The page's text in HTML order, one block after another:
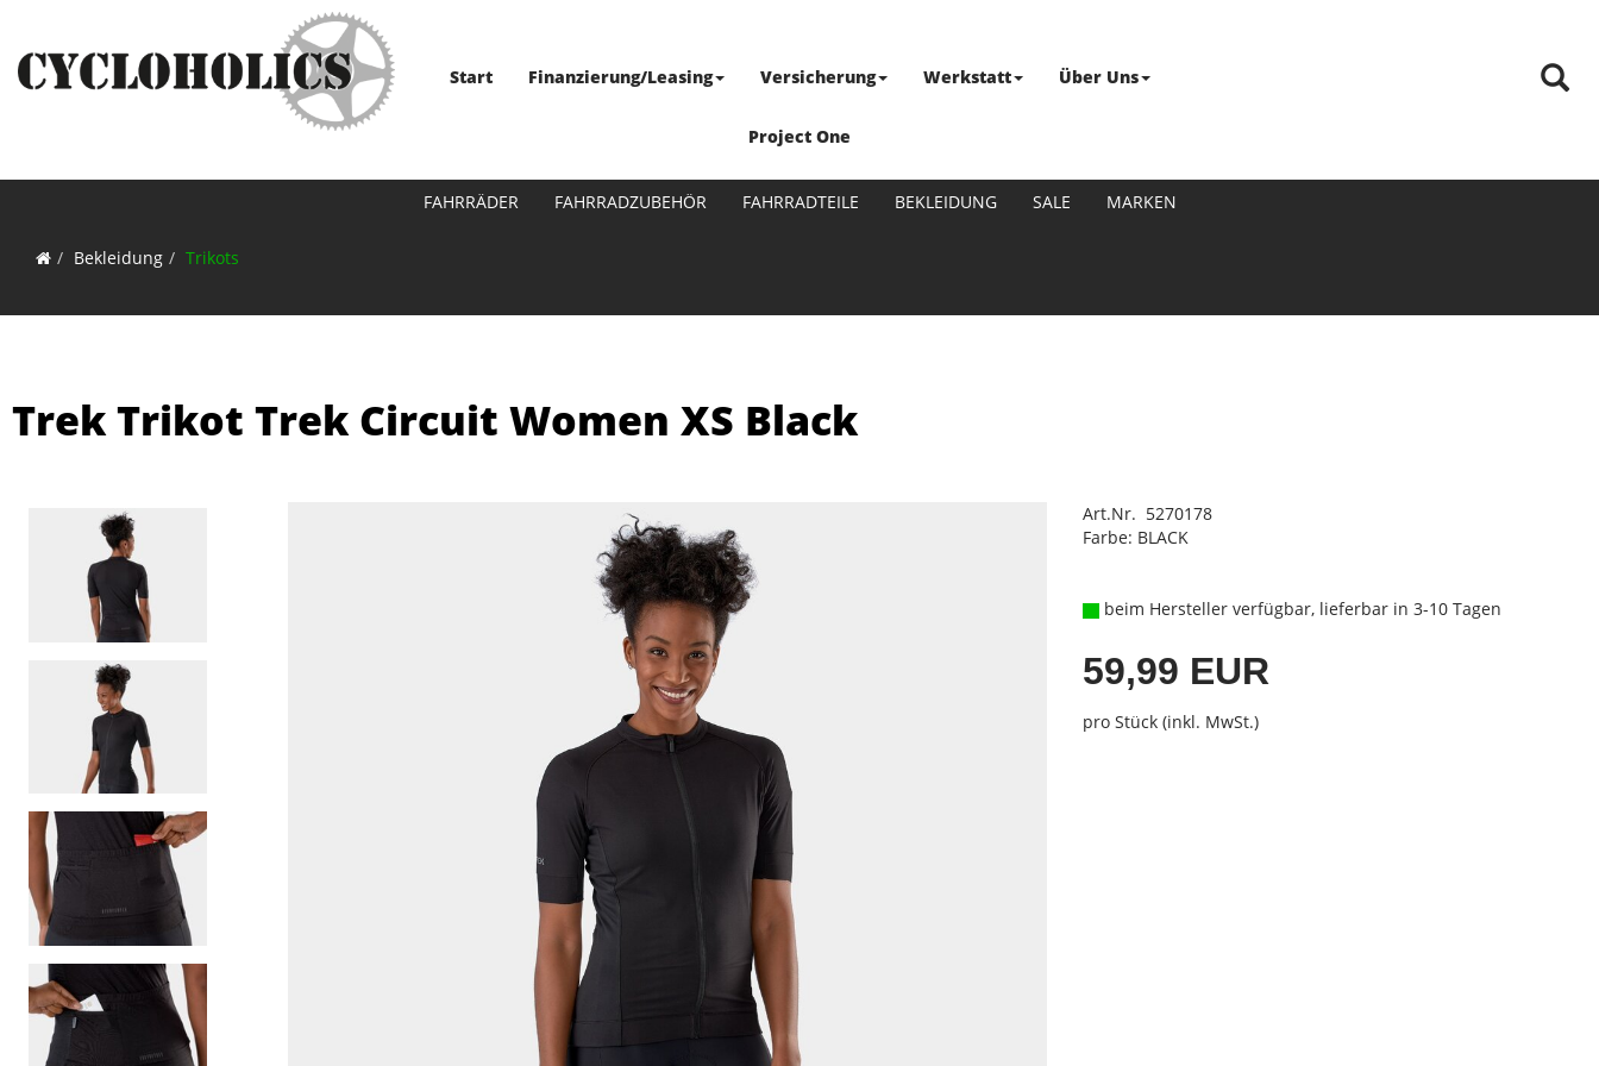
Start Finanzierung/Leasing Versicherung Werkstatt Über Uns
Project One
FAHRRÄDER FAHRRADZUBEHÖR FAHRRADTEILE BEKLEIDUNG SALE MARKEN
Bekleidung Trikots
Trek Trikot Trek Circuit Women XS Black
Art.Nr. 5270178
Farbe: BLACK
beim Hersteller verfügbar, lieferbar in 3-10 Tagen
59,99 EUR
pro Stück (inkl. MwSt.)